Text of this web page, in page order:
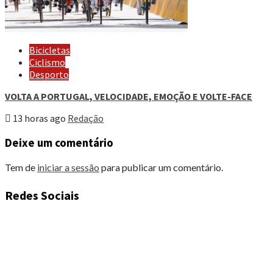
Bicicletas
Ciclismo
Desporto
VOLTA A PORTUGAL, VELOCIDADE, EMOÇÃO E VOLTE-FACE
13 horas ago Redação
Deixe um comentário
Tem de iniciar a sessão para publicar um comentário.
Redes Sociais